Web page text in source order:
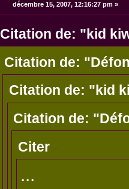
décembre 15, 2007, 12:16:27 pm »
Citation de: "kid
Citation de:
Citation de: "kid
Citation de:
Citer
...